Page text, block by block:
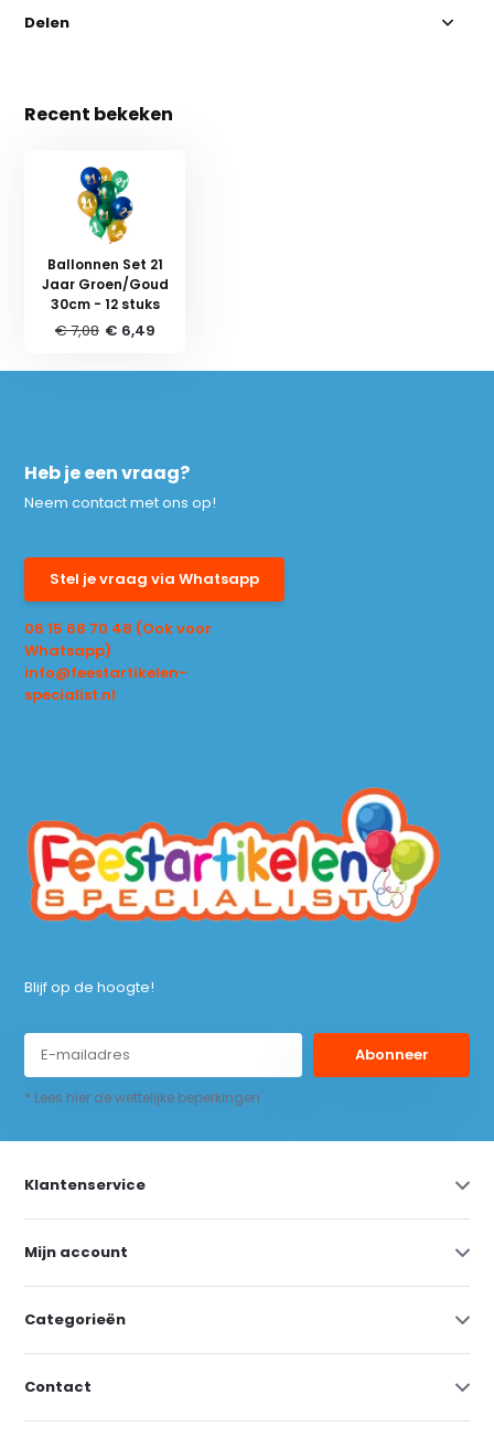
Delen
Recent bekeken
Ballonnen Set 21
Jaar Groen/Goud
30cm - 12 stuks
€ 7,08 € 6,49
Heb je een vraag?
Neem contact met ons op!
Stel je vraag via Whatsapp
06 15 68 70 48 (Ook voor
Whatsapp)
info@feestartikelen-
specialist.nl
Blijf op de hoogte!
Abonneer
* Lees hier de wettelijke beperkingen
Klantenservice
Mijn account
Categorieën
Contact